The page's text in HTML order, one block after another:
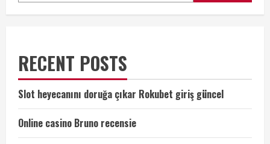
RECENT POSTS
Slot heyecanını doruğa çıkar Rokubet giriş güncel
Online casino Bruno recensie